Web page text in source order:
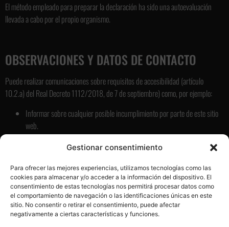
Gestionar consentimiento
Para ofrecer las mejores experiencias, utilizamos tecnologías como las
cookies para almacenar y/o acceder a la información del dispositivo. El
consentimiento de estas tecnologías nos permitirá procesar datos como
el comportamiento de navegación o las identificaciones únicas en este
sitio. No consentir o retirar el consentimiento, puede afectar
negativamente a ciertas características y funciones.
El método empleado para preparar la declaración ha sido una autoevaluación
llevada a cabo por el propio organismo.
OBSERVACIONES Y DATOS DE CONTACTO
Puede realizar comunicaciones sobre requisitos de accesibilidad (artículo
10.2.a) del Real Decreto 1112/2018, de 7 de septiembre) como, por ejemplo:
Informar sobre cualquier posible incumplimiento por parte de este sitio
web.
Transmitir otras dificultades de acceso al contenido.
Formular cualquier otra consulta o sugerencia de mejora relativa a la
A través de las siguientes vías:
Correo electrónico: info@emcermaquinariaindustrialocasion.com
Teléfonos: +34 641 292 541